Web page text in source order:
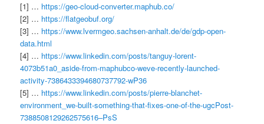
[1] … https://geo-cloud-converter.maphub.co/
[2] … https://flatgeobuf.org/
[3] … https://www.lvermgeo.sachsen-anhalt.de/de/gdp-open-
data.html
[4] … https://www.linkedin.com/posts/tanguy-lorent-
4073b51a0_aside-from-maphubco-weve-recently-launched-
activity-7386433394680737792-wP36
[5] … https://www.linkedin.com/posts/pierre-blanchet-
environment_we-built-something-that-fixes-one-of-the-ugcPost-
7388508129262575616–PsS